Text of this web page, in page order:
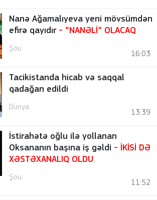
Nanə Ağamalıyeva yeni mövsümdən
efirə qayıdır - “NANƏLİ” OLACAQ
Şou
16:03
Tacikistanda hicab və saqqal
qadağan edildi
Dünya
13:39
İstirahətə oğlu ilə yollanan
Oksananın başına iş gəldi - İKİSİ DƏ
XƏSTƏXANALIQ OLDU
Şou
11:52